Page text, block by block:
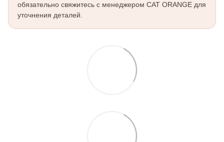
обязательно свяжитесь с менеджером CAT ORANGE для
уточнения деталей.